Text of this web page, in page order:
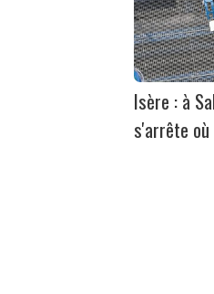
Isère : à
s'arrête